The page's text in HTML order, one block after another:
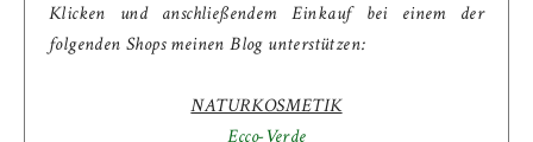
Klicken und anschließendem Einkauf bei einem der
folgenden Shops meinen Blog unterstützen:
NATURKOSMETIK
Ecco-Verde